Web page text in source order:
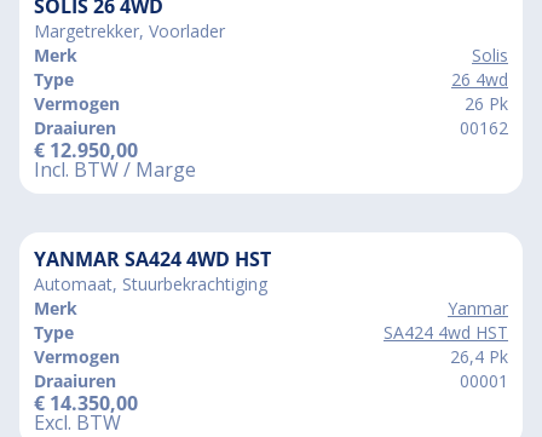
SOLIS 26 4WD
Margetrekker, Voorlader
Merk
Solis
Type
26 4wd
Vermogen
26 Pk
Draaiuren
00162
€ 12.950,00
Incl. BTW / Marge
YANMAR SA424 4WD HST
Automaat, Stuurbekrachtiging
Merk
Yanmar
Type
SA424 4wd HST
Vermogen
26,4 Pk
Draaiuren
00001
€ 14.350,00
Excl. BTW